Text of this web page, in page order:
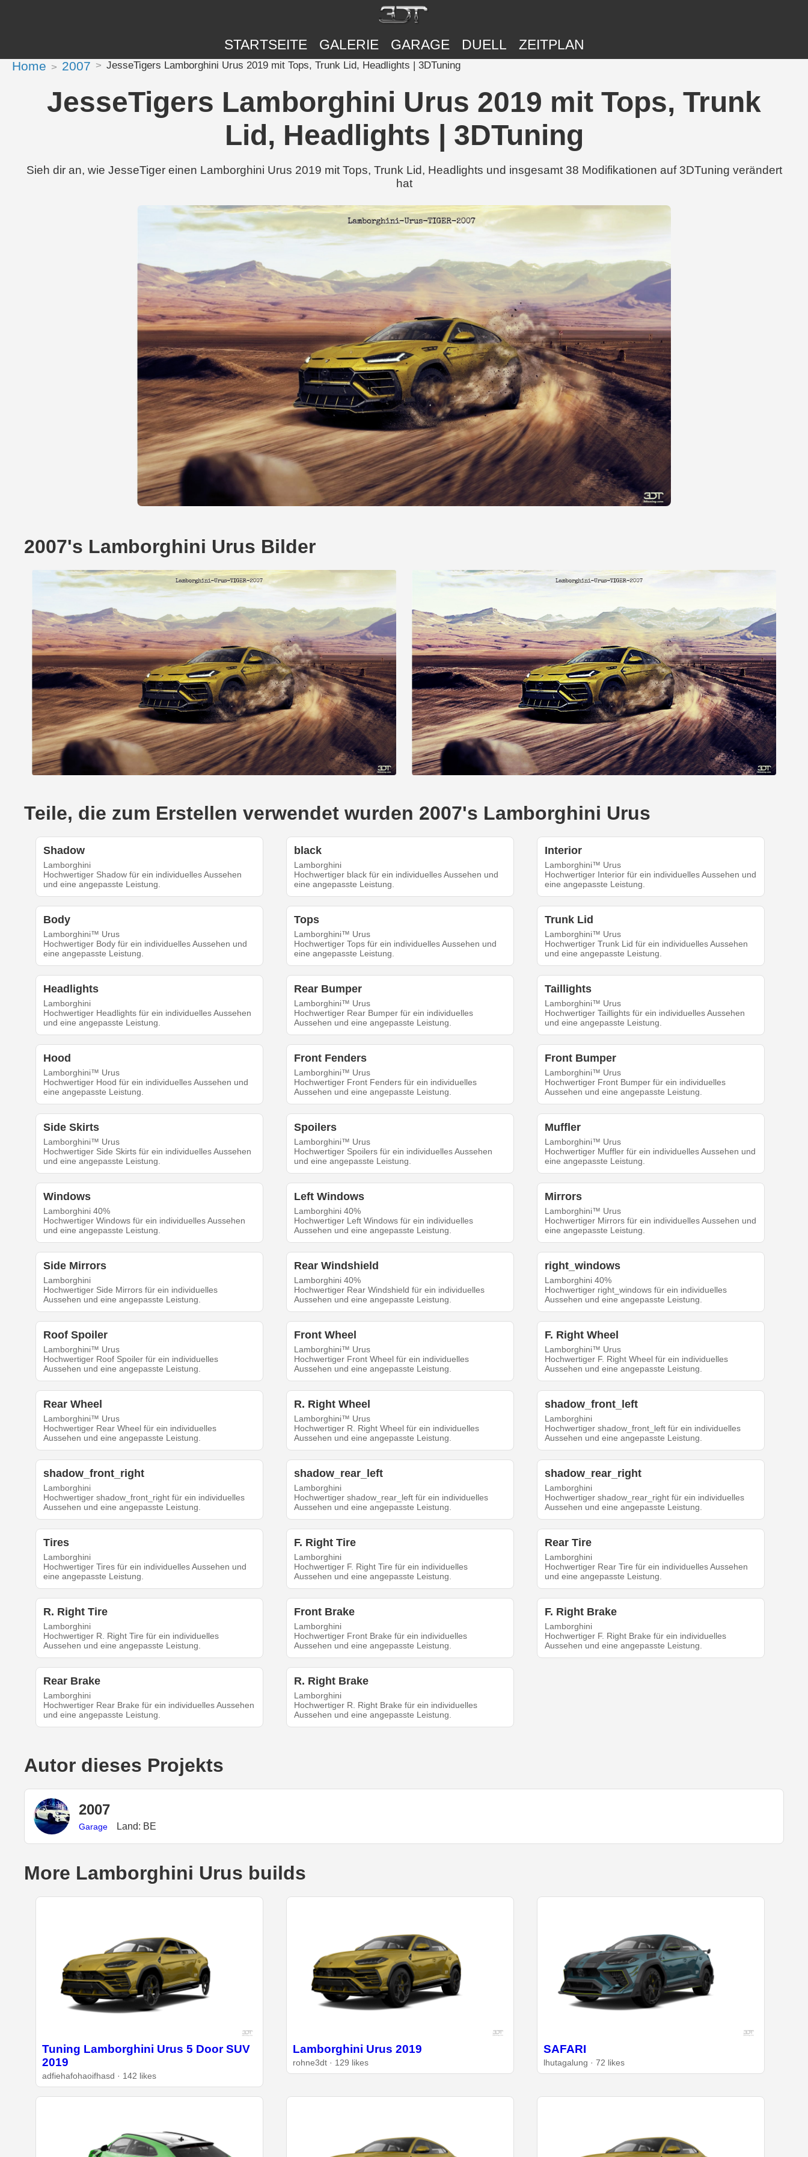
STARTSEITE GALERIE GARAGE DUELL ZEITPLAN
Home 2007 JesseTigers Lamborghini Urus 2019 mit Tops, Trunk Lid, Headlights | 3DTuning
JesseTigers Lamborghini Urus 2019 mit Tops, Trunk
Lid, Headlights | 3DTuning
Sieh dir an, wie JesseTiger einen Lamborghini Urus 2019 mit Tops, Trunk Lid, Headlights und insgesamt 38 Modifikationen auf 3DTuning verändert
hat
2007's Lamborghini Urus Bilder
Teile, die zum Erstellen verwendet wurden 2007's Lamborghini Urus
Shadow
Lamborghini
Hochwertiger Shadow für ein individuelles Aussehen
und eine angepasste Leistung.
black
Lamborghini
Hochwertiger black für ein individuelles Aussehen und
eine angepasste Leistung.
Interior
Lamborghini™ Urus
Hochwertiger Interior für ein individuelles Aussehen und
eine angepasste Leistung.
Body
Lamborghini™ Urus
Hochwertiger Body für ein individuelles Aussehen und
eine angepasste Leistung.
Tops
Lamborghini™ Urus
Hochwertiger Tops für ein individuelles Aussehen und
eine angepasste Leistung.
Trunk Lid
Lamborghini™ Urus
Hochwertiger Trunk Lid für ein individuelles Aussehen
und eine angepasste Leistung.
Headlights
Lamborghini
Hochwertiger Headlights für ein individuelles Aussehen
und eine angepasste Leistung.
Rear Bumper
Lamborghini™ Urus
Hochwertiger Rear Bumper für ein individuelles
Aussehen und eine angepasste Leistung.
Taillights
Lamborghini™ Urus
Hochwertiger Taillights für ein individuelles Aussehen
und eine angepasste Leistung.
Hood
Lamborghini™ Urus
Hochwertiger Hood für ein individuelles Aussehen und
eine angepasste Leistung.
Front Fenders
Lamborghini™ Urus
Hochwertiger Front Fenders für ein individuelles
Aussehen und eine angepasste Leistung.
Front Bumper
Lamborghini™ Urus
Hochwertiger Front Bumper für ein individuelles
Aussehen und eine angepasste Leistung.
Side Skirts
Lamborghini™ Urus
Hochwertiger Side Skirts für ein individuelles Aussehen
und eine angepasste Leistung.
Spoilers
Lamborghini™ Urus
Hochwertiger Spoilers für ein individuelles Aussehen
und eine angepasste Leistung.
Muffler
Lamborghini™ Urus
Hochwertiger Muffler für ein individuelles Aussehen und
eine angepasste Leistung.
Windows
Lamborghini 40%
Hochwertiger Windows für ein individuelles Aussehen
und eine angepasste Leistung.
Left Windows
Lamborghini 40%
Hochwertiger Left Windows für ein individuelles
Aussehen und eine angepasste Leistung.
Mirrors
Lamborghini™ Urus
Hochwertiger Mirrors für ein individuelles Aussehen und
eine angepasste Leistung.
Side Mirrors
Lamborghini
Hochwertiger Side Mirrors für ein individuelles
Aussehen und eine angepasste Leistung.
Rear Windshield
Lamborghini 40%
Hochwertiger Rear Windshield für ein individuelles
Aussehen und eine angepasste Leistung.
right_windows
Lamborghini 40%
Hochwertiger right_windows für ein individuelles
Aussehen und eine angepasste Leistung.
Roof Spoiler
Lamborghini™ Urus
Hochwertiger Roof Spoiler für ein individuelles
Aussehen und eine angepasste Leistung.
Front Wheel
Lamborghini™ Urus
Hochwertiger Front Wheel für ein individuelles
Aussehen und eine angepasste Leistung.
F. Right Wheel
Lamborghini™ Urus
Hochwertiger F. Right Wheel für ein individuelles
Aussehen und eine angepasste Leistung.
Rear Wheel
Lamborghini™ Urus
Hochwertiger Rear Wheel für ein individuelles
Aussehen und eine angepasste Leistung.
R. Right Wheel
Lamborghini™ Urus
Hochwertiger R. Right Wheel für ein individuelles
Aussehen und eine angepasste Leistung.
shadow_front_left
Lamborghini
Hochwertiger shadow_front_left für ein individuelles
Aussehen und eine angepasste Leistung.
shadow_front_right
Lamborghini
Hochwertiger shadow_front_right für ein individuelles
Aussehen und eine angepasste Leistung.
shadow_rear_left
Lamborghini
Hochwertiger shadow_rear_left für ein individuelles
Aussehen und eine angepasste Leistung.
shadow_rear_right
Lamborghini
Hochwertiger shadow_rear_right für ein individuelles
Aussehen und eine angepasste Leistung.
Tires
Lamborghini
Hochwertiger Tires für ein individuelles Aussehen und
eine angepasste Leistung.
F. Right Tire
Lamborghini
Hochwertiger F. Right Tire für ein individuelles
Aussehen und eine angepasste Leistung.
Rear Tire
Lamborghini
Hochwertiger Rear Tire für ein individuelles Aussehen
und eine angepasste Leistung.
R. Right Tire
Lamborghini
Hochwertiger R. Right Tire für ein individuelles
Aussehen und eine angepasste Leistung.
Front Brake
Lamborghini
Hochwertiger Front Brake für ein individuelles
Aussehen und eine angepasste Leistung.
F. Right Brake
Lamborghini
Hochwertiger F. Right Brake für ein individuelles
Aussehen und eine angepasste Leistung.
Rear Brake
Lamborghini
Hochwertiger Rear Brake für ein individuelles Aussehen
und eine angepasste Leistung.
R. Right Brake
Lamborghini
Hochwertiger R. Right Brake für ein individuelles
Aussehen und eine angepasste Leistung.
Autor dieses Projekts
2007
Garage Land: BE
More Lamborghini Urus builds
Tuning Lamborghini Urus 5 Door SUV
2019
adfiehafohaoifhasd · 142 likes
Lamborghini Urus 2019
rohne3dt · 129 likes
SAFARI
lhutagalung · 72 likes